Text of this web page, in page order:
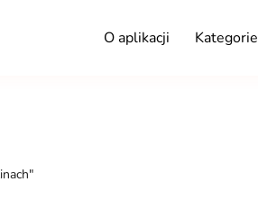
O aplikacji Kategorie